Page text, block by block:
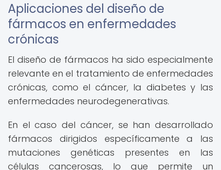
Aplicaciones del diseño de
fármacos en enfermedades
crónicas
El diseño de fármacos ha sido especialmente
relevante en el tratamiento de enfermedades
crónicas, como el cáncer, la diabetes y las
enfermedades neurodegenerativas.
En el caso del cáncer, se han desarrollado
fármacos dirigidos específicamente a las
mutaciones genéticas presentes en las
células cancerosas, lo que permite un